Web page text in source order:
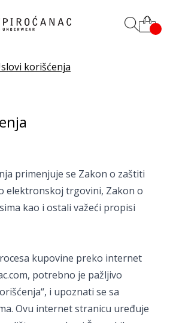
korišćenja
primenjuje se Zakon o zaštiti
elektronskoj trgovini, Zakon o
kao i ostali važeći propisi
kupovine preko internet
potrebno je pažljivo
i upoznati se sa
Ovu internet stranicu uređuje